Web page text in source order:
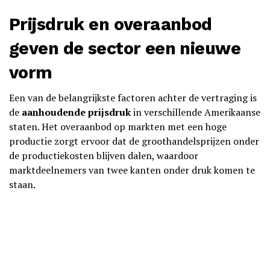
Prijsdruk en overaanbod
geven de sector een nieuwe
vorm
Een van de belangrijkste factoren achter de vertraging is
de aanhoudende prijsdrukin verschillende Amerikaanse
staten. Het overaanbod op markten met een hoge
productie zorgt ervoor dat de groothandelsprijzen onder
de productiekosten blijven dalen, waardoor
marktdeelnemers van twee kanten onder druk komen te
staan.